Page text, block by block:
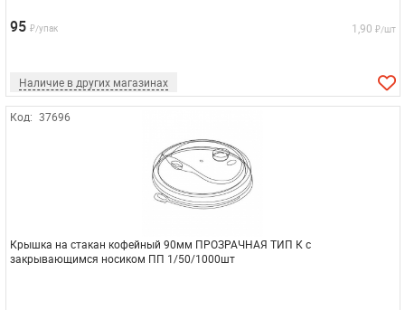
95 ₽/упак 1,90 ₽/шт
Наличие в других магазинах
Код: 37696
Крышка на стакан кофейный 90мм ПРОЗРАЧНАЯ ТИП К с
закрывающимся носиком ПП 1/50/1000шт